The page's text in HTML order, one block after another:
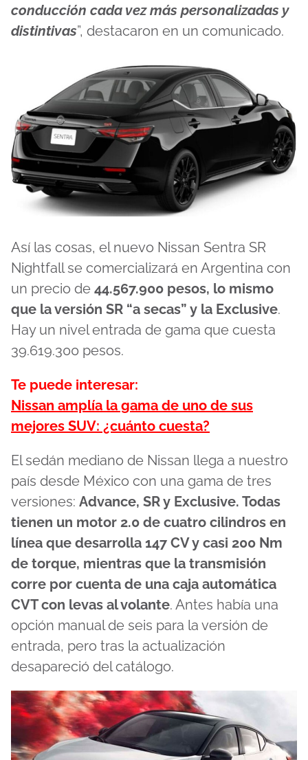
conducción cada vez más personalizadas y
distintivas”, destacaron en un comunicado.
Así las cosas, el nuevo Nissan Sentra SR
Nightfall se comercializará en Argentina con
un precio de 44.567.900 pesos, lo mismo
que la versión SR “a secas” y la Exclusive.
Hay un nivel entrada de gama que cuesta
39.619.300 pesos.
Te puede interesar:
Nissan amplía la gama de uno de sus
mejores SUV: ¿cuánto cuesta?
El sedán mediano de Nissan llega a nuestro
país desde México con una gama de tres
versiones: Advance, SR y Exclusive. Todas
tienen un motor 2.0 de cuatro cilindros en
línea que desarrolla 147 CV y casi 200 Nm
de torque, mientras que la transmisión
corre por cuenta de una caja automática
CVT con levas al volante. Antes había una
opción manual de seis para la versión de
entrada, pero tras la actualización
desapareció del catálogo.